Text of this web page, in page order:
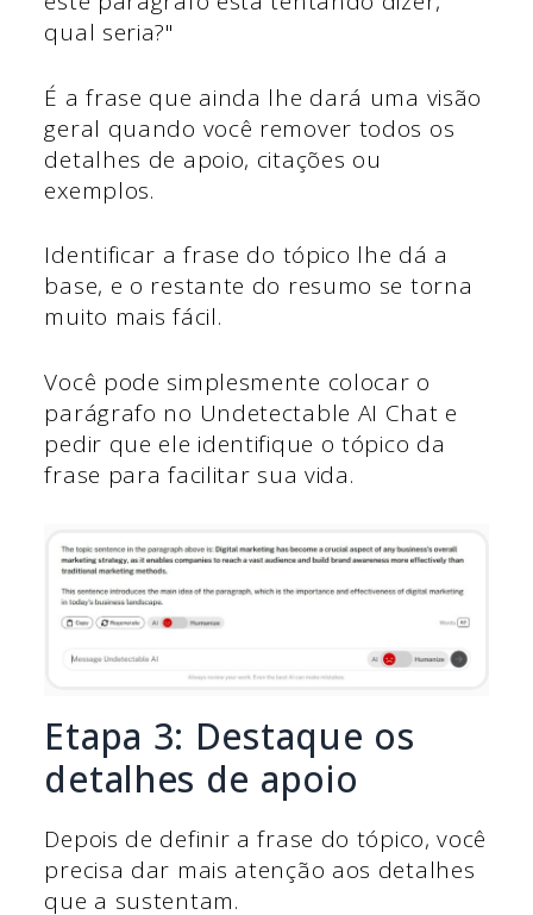
qual seria?"
É a frase que ainda lhe dará uma visão
geral quando você remover todos os
detalhes de apoio, citações ou
exemplos.
Identificar a frase do tópico lhe dá a
base, e o restante do resumo se torna
muito mais fácil.
Você pode simplesmente colocar o
parágrafo no Undetectable AI Chat e
pedir que ele identifique o tópico da
frase para facilitar sua vida.
Etapa 3: Destaque os
detalhes de apoio
Depois de definir a frase do tópico, você
precisa dar mais atenção aos detalhes
que a sustentam.